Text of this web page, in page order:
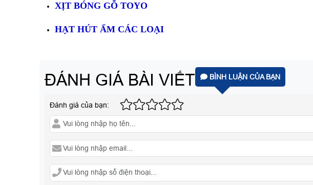
XỊT BÓNG GỖ TOYO
HẠT HÚT ẨM CÁC LOẠI
ĐÁNH GIÁ BÀI VIẾT BÌNH LUẬN CỦA BẠN
Đánh giá của bạn: